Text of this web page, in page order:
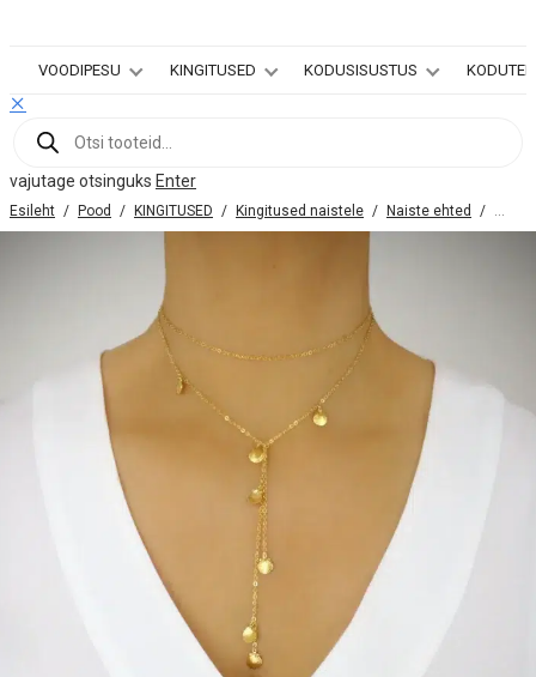
VOODIPESU KINGITUSED KODUSISUSTUS
search
vajutage otsinguks Enter
Esileht / Pood / KINGITUSED / Kingitused naistele / Naiste ehted /